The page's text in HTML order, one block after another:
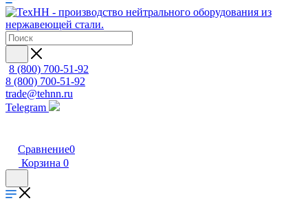
8 (800) 700-51-92
8 (800) 700-51-92
trade@tehnn.ru
Telegram
Сравнение0
Корзина 0